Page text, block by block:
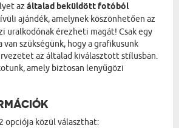
az általad beküldött fotóból
ajándék, amelynek köszönhetően az
uralkodónak érezheti magát! Csak egy
szükségünk, hogy a grafikusunk
az általad kiválasztott stílusban.
amely biztosan lenyűgözi
opciója közül választhat: